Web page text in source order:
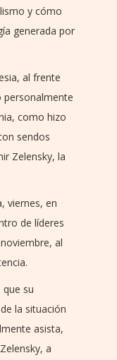
y cómo
generada por
al frente
personalmente
como hizo
sendos
Zelensky, la
viernes, en
de líderes
al
su
la situación
asista,
a